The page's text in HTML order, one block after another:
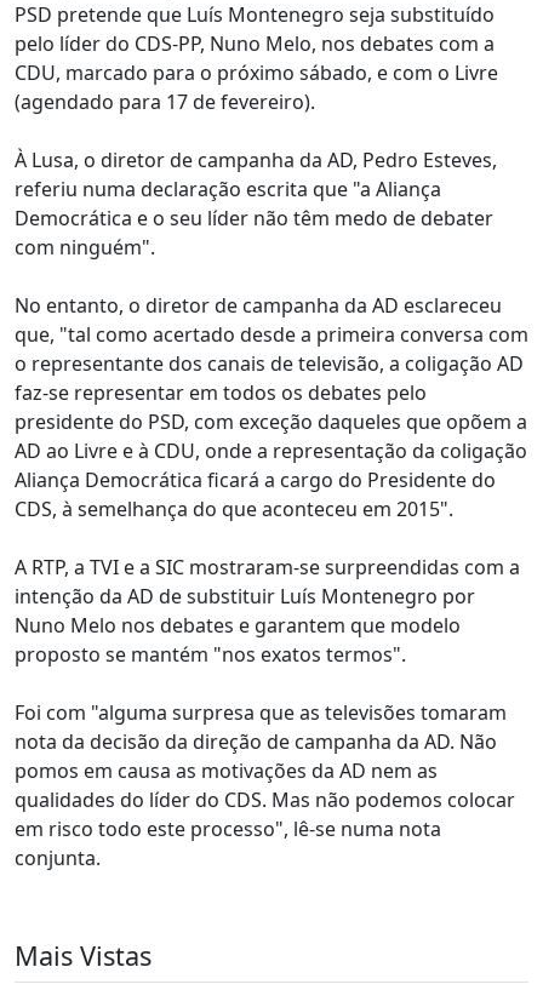
PSD pretende que Luís Montenegro seja substituído
pelo líder do CDS-PP, Nuno Melo, nos debates com a
CDU, marcado para o próximo sábado, e com o Livre
(agendado para 17 de fevereiro).
À Lusa, o diretor de campanha da AD, Pedro Esteves,
referiu numa declaração escrita que "a Aliança
Democrática e o seu líder não têm medo de debater
com ninguém".
No entanto, o diretor de campanha da AD esclareceu
que, "tal como acertado desde a primeira conversa com
o representante dos canais de televisão, a coligação AD
faz-se representar em todos os debates pelo
presidente do PSD, com exceção daqueles que opõem a
AD ao Livre e à CDU, onde a representação da coligação
Aliança Democrática ficará a cargo do Presidente do
CDS, à semelhança do que aconteceu em 2015".
A RTP, a TVI e a SIC mostraram-se surpreendidas com a
intenção da AD de substituir Luís Montenegro por
Nuno Melo nos debates e garantem que modelo
proposto se mantém "nos exatos termos".
Foi com "alguma surpresa que as televisões tomaram
nota da decisão da direção de campanha da AD. Não
pomos em causa as motivações da AD nem as
qualidades do líder do CDS. Mas não podemos colocar
em risco todo este processo", lê-se numa nota
conjunta.
Mais Vistas